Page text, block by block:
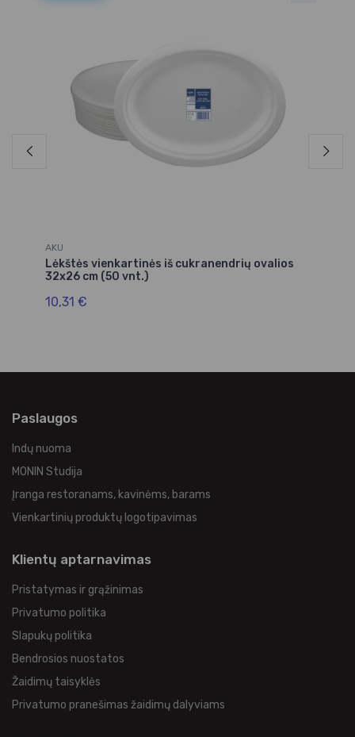
AKU
Lėkštės vienkartinės iš cukranendrių ovalios
32x26 cm (50 vnt.)
10,31 €
Paslaugos
Indų nuoma
MONIN Studija
Įranga restoranams, kavinėms, barams
Vienkartinių produktų logotipavimas
Klientų aptarnavimas
Pristatymas ir grąžinimas
Privatumo politika
Slapukų politika
Bendrosios nuostatos
Žaidimų taisyklės
Privatumo pranešimas žaidimų dalyviams